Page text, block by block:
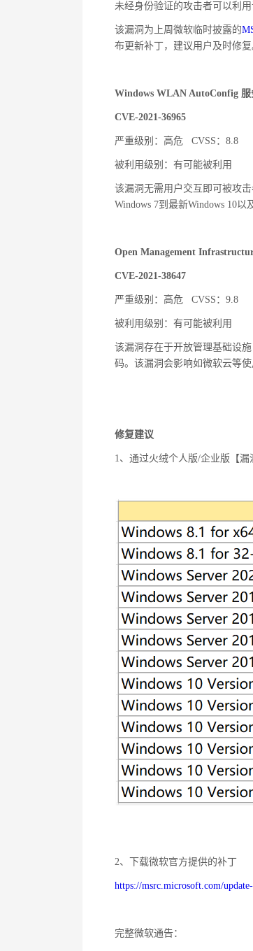
未经身份验证的攻击者可以利
该漏洞为上周微软临时披露的
布更新补丁，建议用户及时修复
Windows WLAN AutoConfig
CVE-2021-36965
严重级别：高危CVSS ： 8.8
被利用级别：有可能被利用
该漏洞无需用户交互即可被攻
Windows 7到最新Windows 10以
Open Management
CVE-2021-38647
严重级别：高危CVSS ： 9.8
被利用级别：有可能被利用
该漏洞存在于开放管理基础设施
码。该漏洞会影响如微软云等使
修复建议
1、通过火绒个人版/企业版【漏
2、下载微软官方提供的补丁
https://msrc.microsoft.com/
完整微软通告：